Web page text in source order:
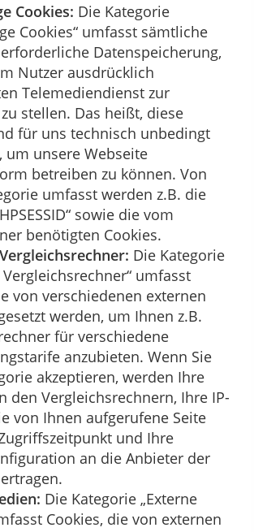
Cookies: Die Kategorie
Cookies“ umfasst sämtliche
Datenspeicherung,
Nutzer ausdrücklich
Telemediendienst zur
stellen. Das heißt, diese
für uns technisch unbedingt
um unsere Webseite
betreiben zu können. Von
umfasst werden z.B. die
sowie die vom
benötigten Cookies.
Die Kategorie
umfasst
von verschiedenen externen
werden, um Ihnen z.B.
für verschiedene
anzubieten. Wenn Sie
akzeptieren, werden Ihre
den Vergleichsrechnern, Ihre IP-
von Ihnen aufgerufene Seite
und Ihre
an die Anbieter der
Die Kategorie „Externe
Cookies, die von externen